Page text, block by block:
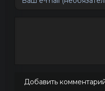
Добавить